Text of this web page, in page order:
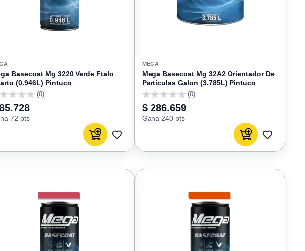
Basecoat Mg 3220 Verde Ftalo
(0.946L) Pintuco
(0)
72 pts
Agregar al carrito
AGREGAR
FAVORITOS
MEGA
Mega Basecoat Mg 32A2 Orientador De
Particulas Galon (3.785L) Pintuco
0
(0)
$ 286.659
Gana 240 pts
Agregar al carrito
AGREGAR